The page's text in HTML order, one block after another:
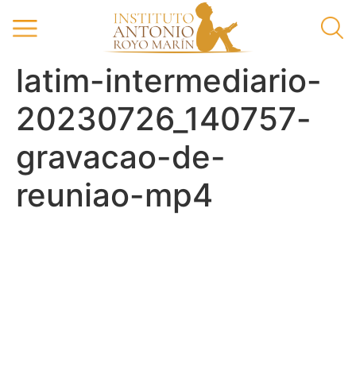
latim-intermediario-
20230726_140757-
gravacao-de-
reuniao-mp4